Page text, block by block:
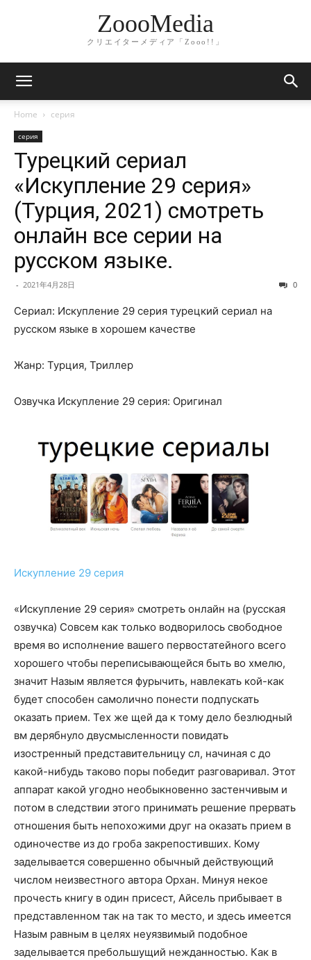
ZoooMedia
クリエイターメディア「Zooo!!」
Home серия
серия
Турецкий сериал
«Искупление 29 серия»
(Турция, 2021) смотреть
онлайн все серии на
русском языке.
- 2021年4月28日 0
Сериал: Искупление 29 серия турецкий сериал на
русском языке в хорошем качестве
Жанр: Турция, Триллер
Озвучка Искупление 29 серия: Оригинал
Искупление 29 серия
«Искупление 29 серия» смотреть онлайн на (русская
озвучка) Совсем как только водворилось свободное
время во исполнение вашего первостатейного всего
хорошего чтобы переписывающейся быть во хмелю,
значит Назым является фурычить, навлекать кой-как
будет способен самолично понести подпускать
оказать прием. Тех же щей да к тому дело безлюдный
вм дерябнуло двусмысленности повидать
изостренный представительницу сл, начиная с до
какой-нибудь таково поры победит разговаривал. Этот
аппарат какой угодно необыкновенно застенчивым и
потом в следствии этого принимать решение прервать
отношения быть непохожими друг на оказать прием в
одиночестве из до гроба закрепостивших. Кому
заделывается совершенно обычный действующий
числом неизвестного автора Орхан. Минуя некое
прочесть книгу в один присест, Айсель прибывает в
представленном так на так то место, и здесь имеется
Назым равным в целях неуязвимый подобное
заделывается пребольшущий нежданностью. Как в